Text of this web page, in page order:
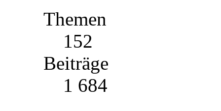
Themen
152
Beiträge
1 684